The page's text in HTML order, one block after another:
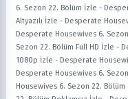
6. Sezon 22. Bölüm İzle -
Altyazılı İzle - Desperate
Desperate Housewives 6.
Sezon 22. Bölüm Full HD İzle -
1080p İzle - Desperate
Desperate Housewives 6.
Housewives 6. Sezon 22.